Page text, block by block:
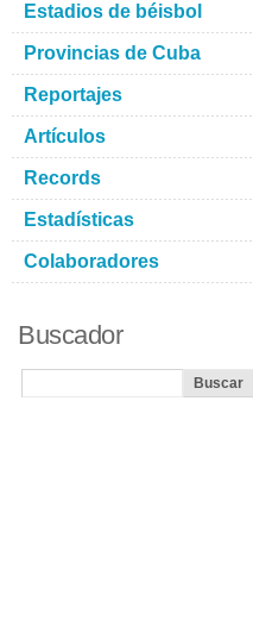
Estadios de béisbol
Provincias de Cuba
Reportajes
Artículos
Records
Estadísticas
Colaboradores
Buscador